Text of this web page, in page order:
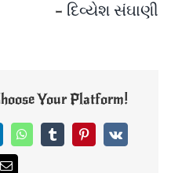
– દિવ્યેશ સંઘાણી
Your Platform!
WhatsAppTumblrPinterest
Vk